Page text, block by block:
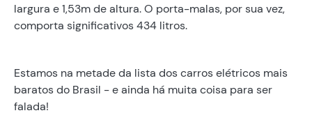
largura e 1,53m de altura. O porta-malas, por sua vez,
comporta significativos 434 litros.
Estamos na metade da lista dos carros elétricos mais
baratos do Brasil - e ainda há muita coisa para ser
falada!